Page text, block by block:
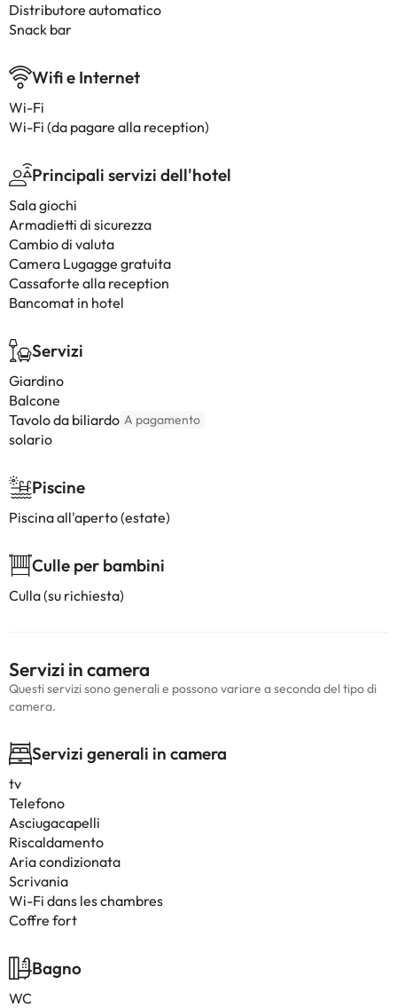
Distributore automatico
Snack bar
Wifi e Internet
Wi-Fi
Wi-Fi (da pagare alla reception)
Principali servizi dell'hotel
Sala giochi
Armadietti di sicurezza
Cambio di valuta
Camera Lugagge gratuita
Cassaforte alla reception
Bancomat in hotel
Servizi
Giardino
Balcone
Tavolo da biliardo A pagamento
solario
Piscine
Piscina all'aperto (estate)
Culle per bambini
Culla (su richiesta)
Servizi in camera
Questi servizi sono generali e possono variare a seconda del tipo di
camera.
Servizi generali in camera
tv
Telefono
Asciugacapelli
Riscaldamento
Aria condizionata
Scrivania
Wi-Fi dans les chambres
Coffre fort
Bagno
WC